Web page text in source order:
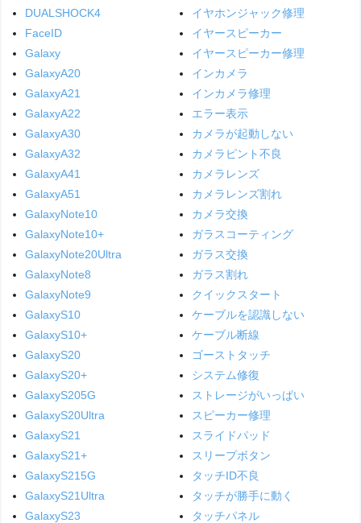
DUALSHOCK4
FaceID
Galaxy
GalaxyA20
GalaxyA21
GalaxyA22
GalaxyA30
GalaxyA32
GalaxyA41
GalaxyA51
GalaxyNote10
GalaxyNote10+
GalaxyNote20Ultra
GalaxyNote8
GalaxyNote9
GalaxyS10
GalaxyS10+
GalaxyS20
GalaxyS20+
GalaxyS205G
GalaxyS20Ultra
GalaxyS21
GalaxyS21+
GalaxyS215G
GalaxyS21Ultra
GalaxyS23
イヤホンジャック修理
イヤースピーカー
イヤースピーカー修理
インカメラ
インカメラ修理
エラー表示
カメラが起動しない
カメラピント不良
カメラレンズ
カメラレンズ割れ
カメラ交換
ガラスコーティング
ガラス交換
ガラス割れ
クイックスタート
ケーブルを認識しない
ケーブル断線
ゴーストタッチ
システム修復
ストレージがいっぱい
スピーカー修理
スライドパッド
スリープボタン
タッチID不良
タッチが勝手に動く
タッチパネル